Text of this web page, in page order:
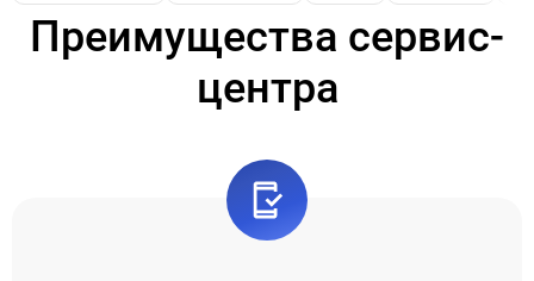
Преимущества сервис-
центра